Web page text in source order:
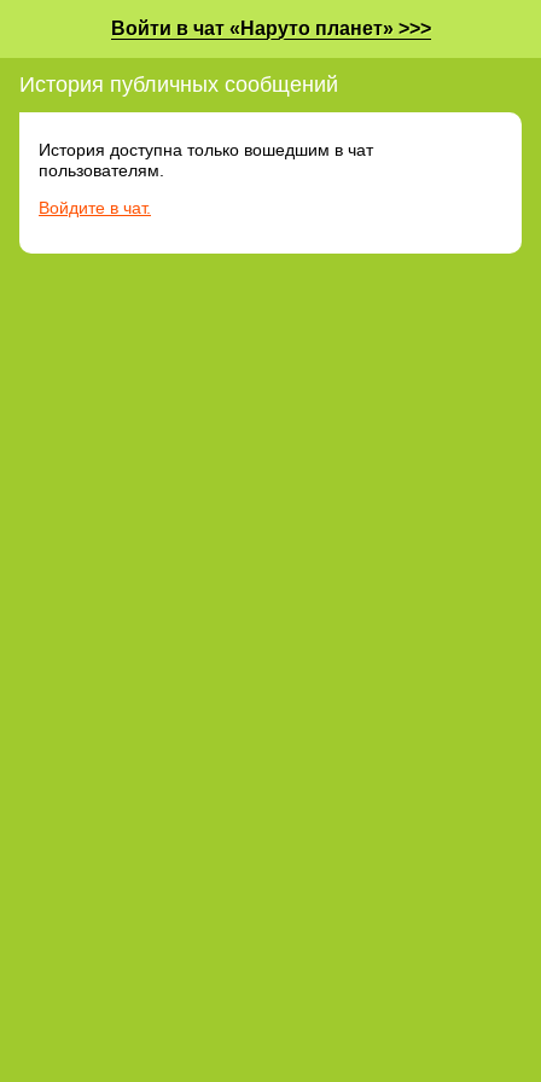
Войти в чат «Наруто планет» >>>
История публичных сообщений
История доступна только вошедшим в чат
пользователям.
Войдите в чат.